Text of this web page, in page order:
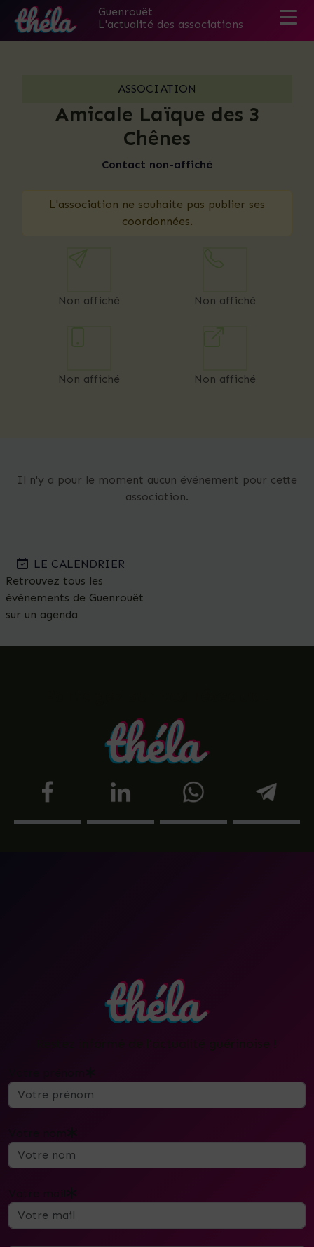
Guenrouët
L'actualité des associations
ASSOCIATION
Amicale Laïque des 3
Chênes
Contact non-affiché
L'association ne souhaite pas publier ses
coordonnées.
Non affiché Non affiché
Non affiché Non affiché
Il n'y a pour le moment aucun événement pour cette
association.
LE CALENDRIER
Retrouvez tous les
événements de Guenrouët
sur un agenda
Restez informé de l'actualité guérinoise !